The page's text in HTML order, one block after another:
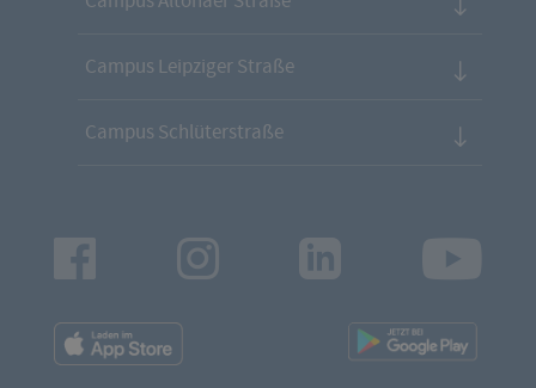
Campus Leipziger Straße
Campus Schlüterstraße
Instagram LinkedIn